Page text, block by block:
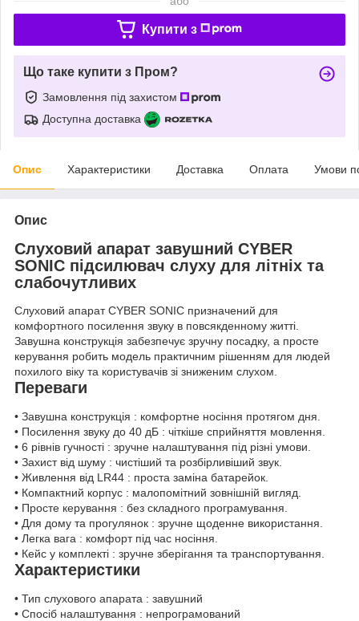
Купити з
Що таке купити з Пром?
Замовлення під захистом
Доступна доставка
Опис Характеристики Доставка Оплата Умови
Опис
Слуховий апарат завушний CYBER
SONIC підсилювач слуху для літніх та
слабочутливих
Слуховий апарат CYBER SONIC призначений для
комфортного посилення звуку в повсякденному житті.
Завушна конструкція забезпечує зручну посадку, а просте
керування робить модель практичним рішенням для людей
похилого віку та користувачів зі зниженим слухом.
Переваги
• Завушна конструкція : комфортне носіння протягом дня.
• Посилення звуку до 40 дБ : чіткіше сприйняття мовлення.
• 6 рівнів гучності : зручне налаштування під різні умови.
• Захист від шуму : чистіший та розбірливіший звук.
• Живлення від LR44 : проста заміна батарейок.
• Компактний корпус : малопомітний зовнішній вигляд.
• Просте керування : без складного програмування.
• Для дому та прогулянок : зручне щоденне використання.
• Легка вага : комфорт під час носіння.
• Кейс у комплекті : зручне зберігання та транспортування.
Характеристики
• Тип слухового апарата : завушний
• Спосіб налаштування : непрограмований